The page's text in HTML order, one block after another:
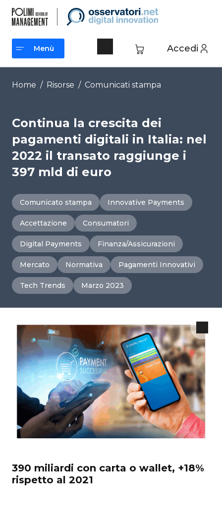
contenuto
Accedi
Menù
Menù
Home / Risorse / Comunicati stampa
Continua la crescita dei
pagamenti digitali in Italia: nel
2022 il transato raggiunge i
397 mld di euro
Comunicato stampa Innovative Payments
Accettazione Consumatori
Digital Payments Finanza/Assicurazioni
Mercato Normativa Pagamenti Innovativi
Tech Trends Marzo 2023
390 miliardi con carta o wallet, +18%
rispetto al 2021